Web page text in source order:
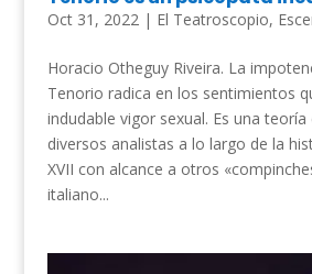
Oct 31, 2022| El Teatroscopio,
Horacio Otheguy Riveira. La
Tenorio radica en los sentimientos
indudable vigor sexual. Es una
diversos analistas a lo largo de la
XVII con alcance a otros
italiano...